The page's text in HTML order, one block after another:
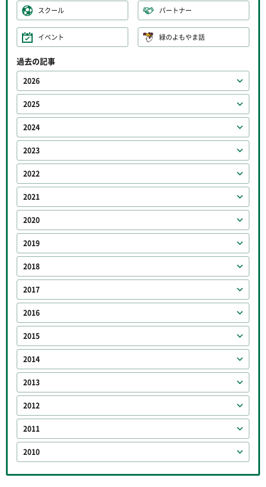
スクール パートナー
イベント 緑のよもやま話
過去の記事
2026
2025
2024
2023
2022
2021
2020
2019
2018
2017
2016
2015
2014
2013
2012
2011
2010